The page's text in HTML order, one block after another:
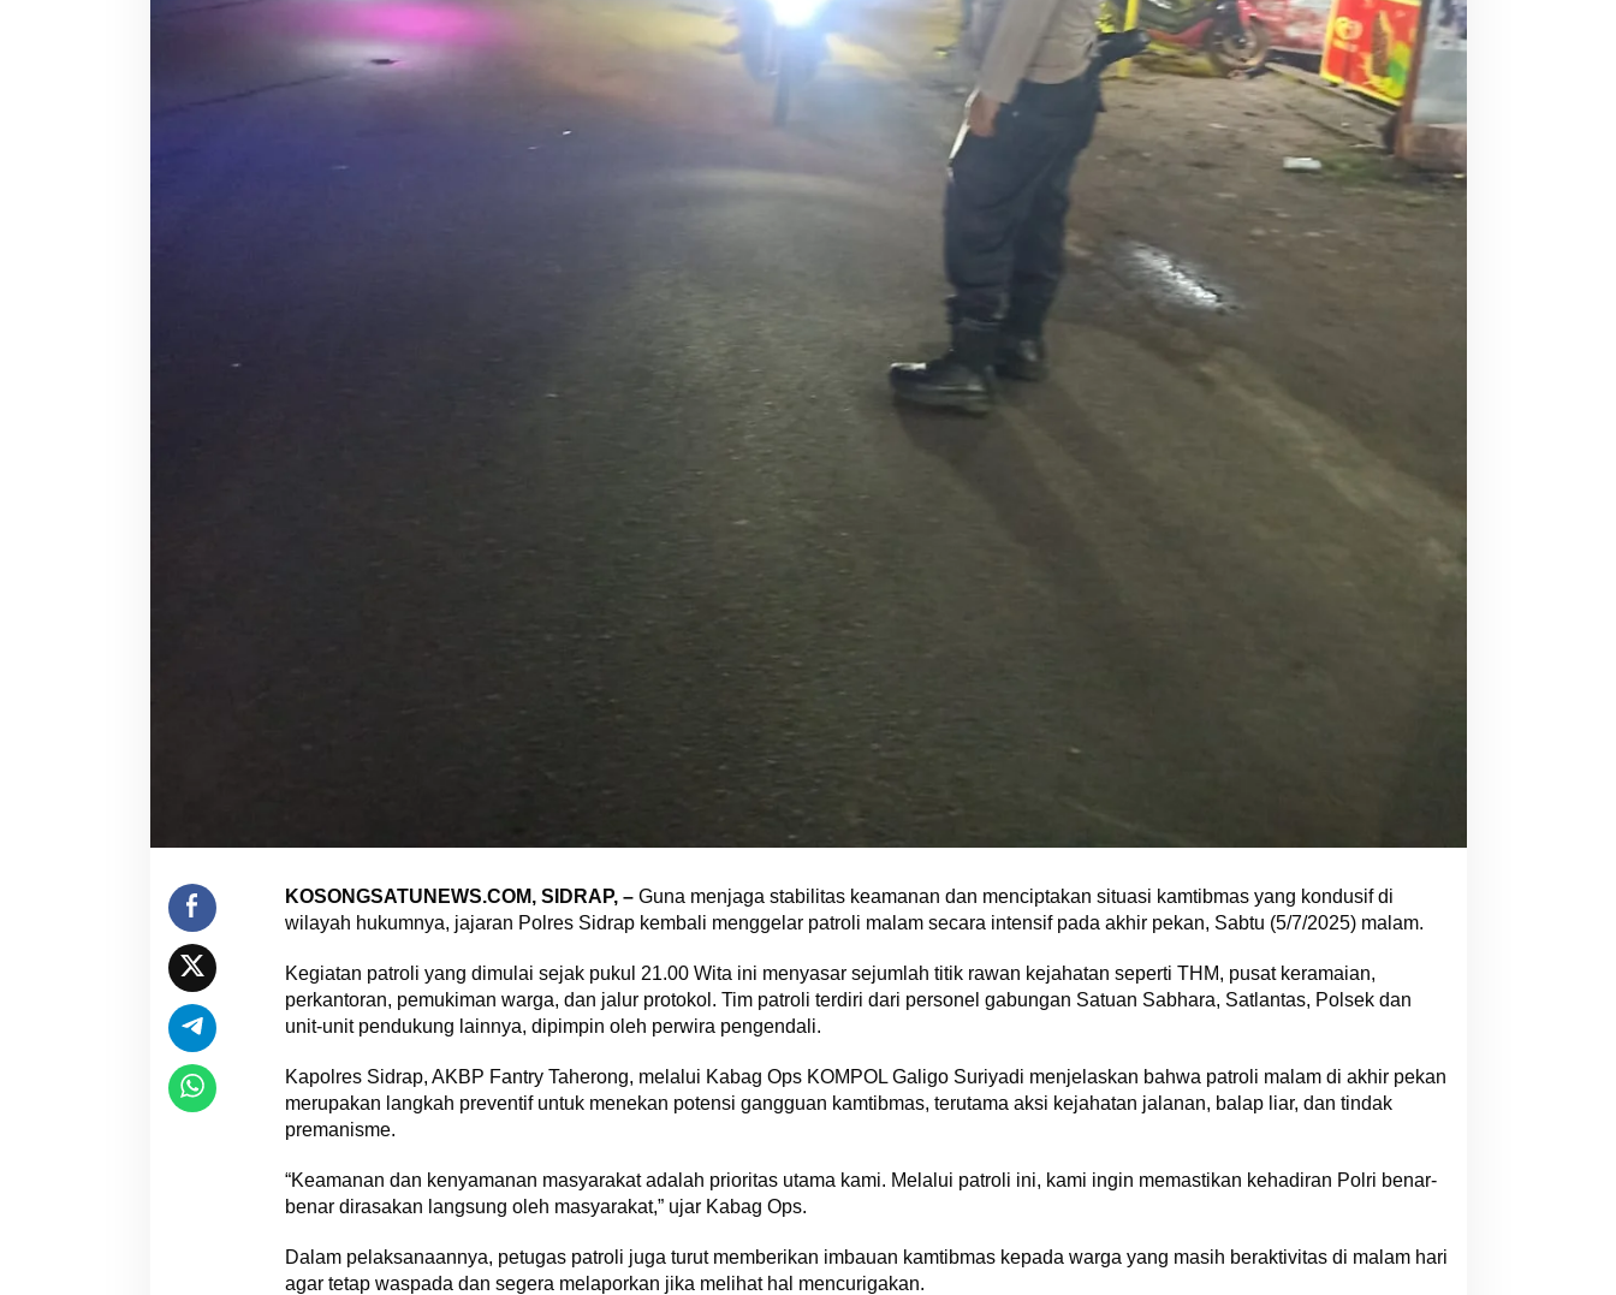
KOSONGSATUNEWS.COM, SIDRAP, –Guna menjaga stabilitas keamanan dan menciptakan situasi kamtibmas yang kondusif di
wilayah hukumnya, jajaran Polres Sidrap kembali menggelar patroli malam secara intensif pada akhir pekan, Sabtu (5/7/2025) malam.
Kegiatan patroli yang dimulai sejak pukul 21.00 Wita ini menyasar sejumlah titik rawan kejahatan seperti THM, pusat keramaian,
perkantoran, pemukiman warga, dan jalur protokol. Tim patroli terdiri dari personel gabungan Satuan Sabhara, Satlantas, Polsek dan
unit-unit pendukung lainnya, dipimpin oleh perwira pengendali.
Kapolres Sidrap, AKBP Fantry Taherong, melalui Kabag Ops KOMPOL Galigo Suriyadi menjelaskan bahwa patroli malam di akhir pekan
merupakan langkah preventif untuk menekan potensi gangguan kamtibmas, terutama aksi kejahatan jalanan, balap liar, dan tindak
premanisme.
“Keamanan dan kenyamanan masyarakat adalah prioritas utama kami. Melalui patroli ini, kami ingin memastikan kehadiran Polri benar-
benar dirasakan langsung oleh masyarakat,” ujar Kabag Ops.
Dalam pelaksanaannya, petugas patroli juga turut memberikan imbauan kamtibmas kepada warga yang masih beraktivitas di malam hari
agar tetap waspada dan segera melaporkan jika melihat hal mencurigakan.